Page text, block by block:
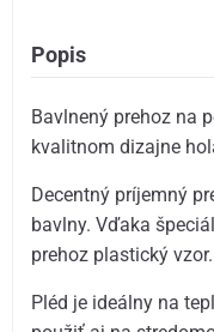
Popis
Bavlnený prehoz na
kvalitnom dizajne
Decentný príjemný
bavlny. Vďaka
prehoz plastický vzor.
Pléd je ideálny na